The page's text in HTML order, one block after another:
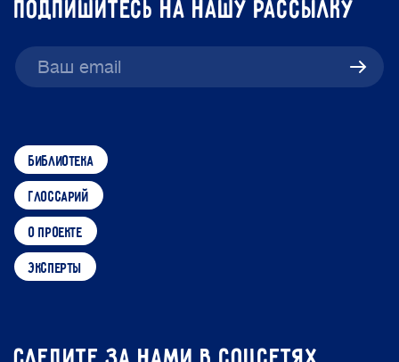
подпишитесь на нашу рассылку
библиотека
глоссарий
о проекте
эксперты